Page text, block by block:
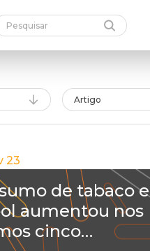
Artigo
23
de tabaco e
aumentou nos
cinco…